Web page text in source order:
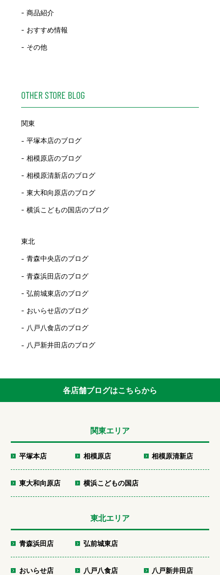
商品紹介
おすすめ情報
その他
OTHER STORE BLOG
関東
平塚本店のブログ
相模原店のブログ
相模原清新店のブログ
東大和向原店のブログ
横浜こどもの国店のブログ
東北
青森中央店のブログ
青森浜田店のブログ
弘前城東店のブログ
おいらせ店のブログ
八戸八食店のブログ
八戸新井田店のブログ
各店舗ブログはこちらから
関東エリア
平塚本店 相模原店 相模原清新店
東大和向原店 横浜こどもの国店
東北エリア
青森浜田店 弘前城東店
おいらせ店 八戸八食店 八戸新井田店